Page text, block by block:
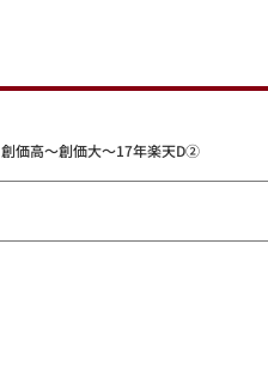
創価高～創価大～17年楽天D②